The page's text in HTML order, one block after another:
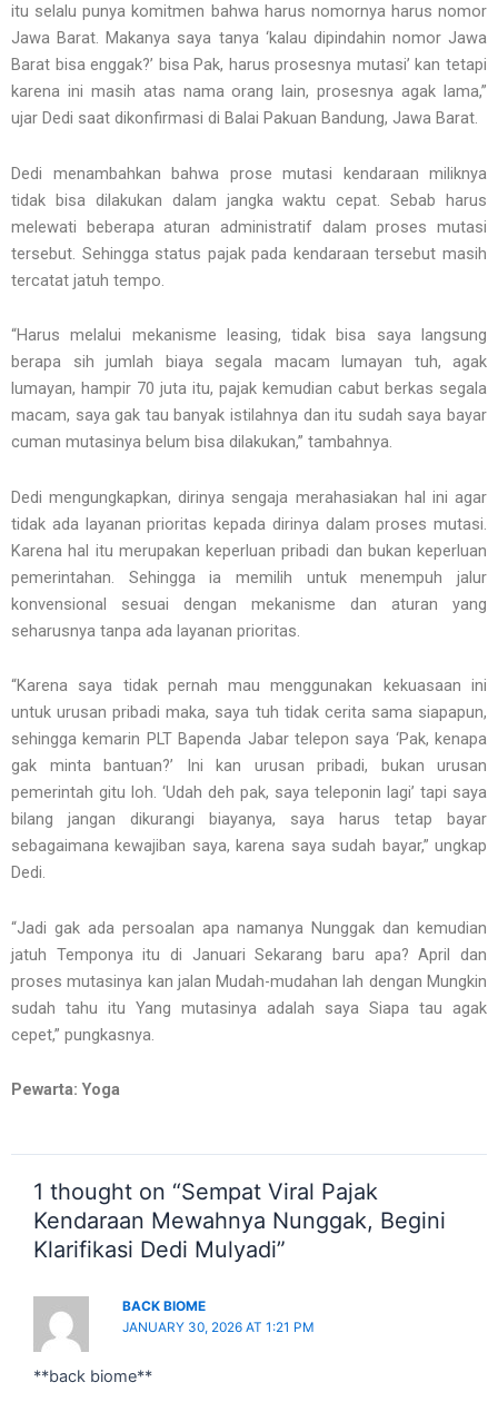
itu selalu punya komitmen bahwa harus nomornya harus nomor
Jawa Barat. Makanya saya tanya ‘kalau dipindahin nomor Jawa
Barat bisa enggak?’ bisa Pak, harus prosesnya mutasi’ kan tetapi
karena ini masih atas nama orang lain, prosesnya agak lama,”
ujar Dedi saat dikonfirmasi di Balai Pakuan Bandung, Jawa Barat.
Dedi menambahkan bahwa prose mutasi kendaraan miliknya
tidak bisa dilakukan dalam jangka waktu cepat. Sebab harus
melewati beberapa aturan administratif dalam proses mutasi
tersebut. Sehingga status pajak pada kendaraan tersebut masih
tercatat jatuh tempo.
“Harus melalui mekanisme leasing, tidak bisa saya langsung
berapa sih jumlah biaya segala macam lumayan tuh, agak
lumayan, hampir 70 juta itu, pajak kemudian cabut berkas segala
macam, saya gak tau banyak istilahnya dan itu sudah saya bayar
cuman mutasinya belum bisa dilakukan,” tambahnya.
Dedi mengungkapkan, dirinya sengaja merahasiakan hal ini agar
tidak ada layanan prioritas kepada dirinya dalam proses mutasi.
Karena hal itu merupakan keperluan pribadi dan bukan keperluan
pemerintahan. Sehingga ia memilih untuk menempuh jalur
konvensional sesuai dengan mekanisme dan aturan yang
seharusnya tanpa ada layanan prioritas.
“Karena saya tidak pernah mau menggunakan kekuasaan ini
untuk urusan pribadi maka, saya tuh tidak cerita sama siapapun,
sehingga kemarin PLT Bapenda Jabar telepon saya ‘Pak, kenapa
gak minta bantuan?’ Ini kan urusan pribadi, bukan urusan
pemerintah gitu loh. ‘Udah deh pak, saya teleponin lagi’ tapi saya
bilang jangan dikurangi biayanya, saya harus tetap bayar
sebagaimana kewajiban saya, karena saya sudah bayar,” ungkap
Dedi.
“Jadi gak ada persoalan apa namanya Nunggak dan kemudian
jatuh Temponya itu di Januari Sekarang baru apa? April dan
proses mutasinya kan jalan Mudah-mudahan lah dengan Mungkin
sudah tahu itu Yang mutasinya adalah saya Siapa tau agak
cepet,” pungkasnya.
Pewarta: Yoga
1 thought on “Sempat Viral Pajak
Kendaraan Mewahnya Nunggak, Begini
Klarifikasi Dedi Mulyadi”
BACK BIOME
JANUARY 30, 2026 AT 1:21 PM
**back biome**